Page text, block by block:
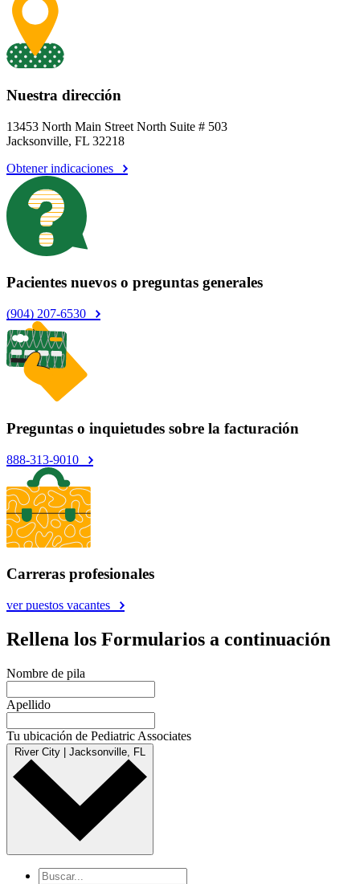
Nuestra dirección
13453 North Main Street North Suite # 503
Jacksonville, FL 32218
Obtener indicaciones
Pacientes nuevos o preguntas generales
(904) 207-6530
Preguntas o inquietudes sobre la facturación
888-313-9010
Carreras profesionales
ver puestos vacantes
Rellena los Formularios a continuación
Nombre de pila
Apellido
Tu ubicación de Pediatric Associates
River City | Jacksonville, FL